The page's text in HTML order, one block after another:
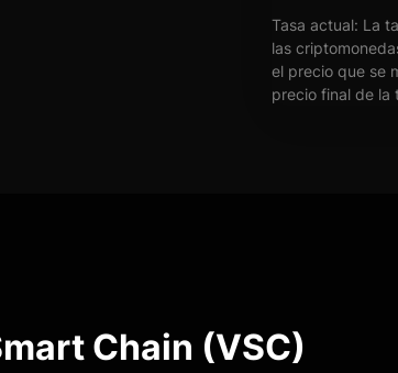
Tasa actual: La
las
el precio que se
precio final de la
Chain (VSC)